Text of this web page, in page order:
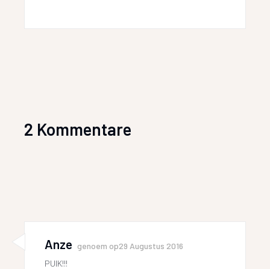
2 Kommentare
Anze genoem op29 Augustus 2016
PUIK!!!